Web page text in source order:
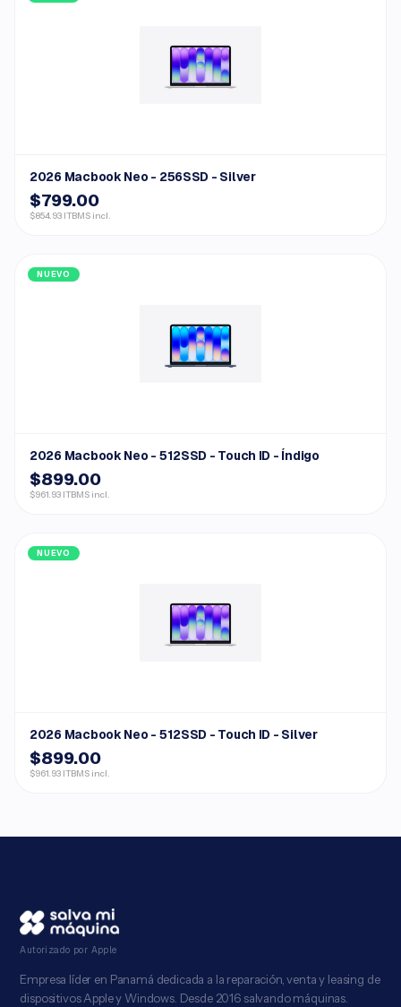
2026 Macbook Neo - 256SSD - Silver
$799.00
$854.93 ITBMS incl.
NUEVO
2026 Macbook Neo - 512SSD - Touch ID - Índigo
$899.00
$961.93 ITBMS incl.
NUEVO
2026 Macbook Neo - 512SSD - Touch ID - Silver
$899.00
$961.93 ITBMS incl.
Autorizado por Apple
Empresa líder en Panamá dedicada a la reparación, venta y leasing de
dispositivos Apple y Windows. Desde 2016 salvando máquinas.